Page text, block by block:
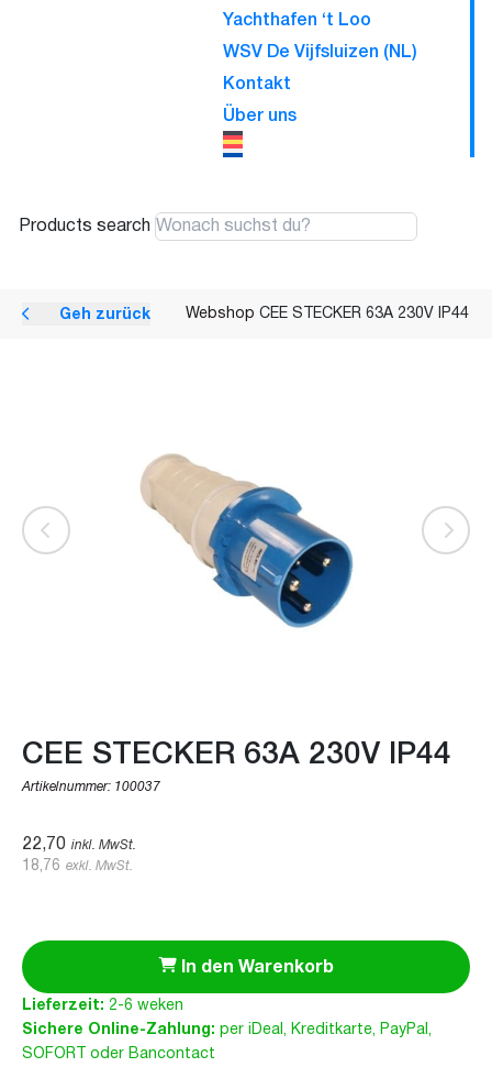
Products search
Yachthafen ‘t Loo
WSV De Vijfsluizen (NL)
Kontakt
Über uns
Geh zurück Webshop CEE STECKER 63A 230V IP44
CEE STECKER 63A 230V IP44
Artikelnummer: 100037
22,70 inkl. MwSt.
18,76 exkl. MwSt.
In den Warenkorb
Lieferzeit: 2-6 weken
Sichere Online-Zahlung: per iDeal, Kreditkarte, PayPal,
SOFORT oder Bancontact